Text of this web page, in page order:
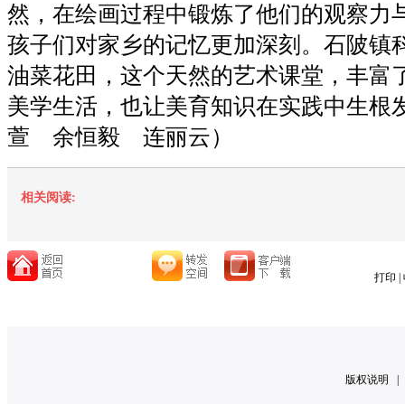
然，在绘画过程中锻炼了他们的观察力
孩子们对家乡的记忆更加深刻。石陂镇
油菜花田，这个天然的艺术课堂，丰富
美学生活，也让美育知识在实践中生根
萱 余恒毅 连丽云）
相关阅读:
打印
版权说明